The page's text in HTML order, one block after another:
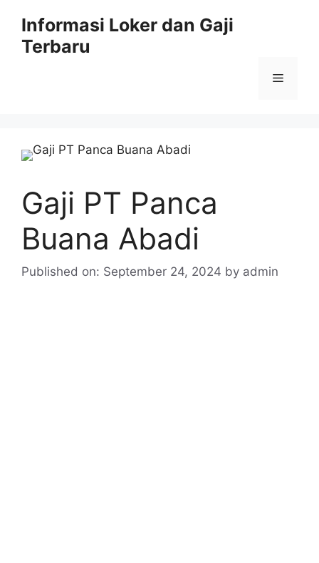
content
Informasi Loker dan Gaji
Terbaru
Menu
Gaji PT Panca
Buana Abadi
Published on: September 24, 2024 by admin